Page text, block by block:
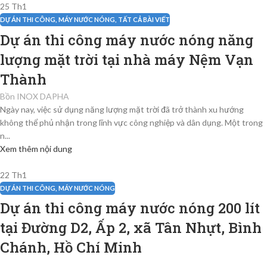
25 Th1
DỰ ÁN THI CÔNG MÁY NƯỚC NÓNG TẤT CẢ BÀI VIẾT
Dự án thi công máy nước nóng năng
lượng mặt trời tại nhà máy Nệm Vạn
Thành
Bồn INOX DAPHA
Ngày nay, việc sử dụng năng lượng mặt trời đã trở thành xu hướng
không thể phủ nhận trong lĩnh vực công nghiệp và dân dụng. Một trong
n...
Xem thêm nội dung
22 Th1
DỰ ÁN THI CÔNG MÁY NƯỚC NÓNG
Dự án thi công máy nước nóng 200 lít
tại Đường D2, Ấp 2, xã Tân Nhựt, Bình
Chánh, Hồ Chí Minh